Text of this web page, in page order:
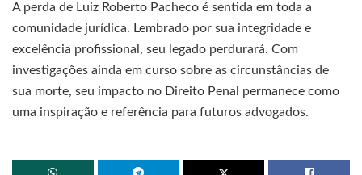
A perda de Luiz Roberto Pacheco é sentida em toda a
comunidade jurídica. Lembrado por sua integridade e
excelência profissional, seu legado perdurará. Com
investigações ainda em curso sobre as circunstâncias de
sua morte, seu impacto no Direito Penal permanece como
uma inspiração e referência para futuros advogados.